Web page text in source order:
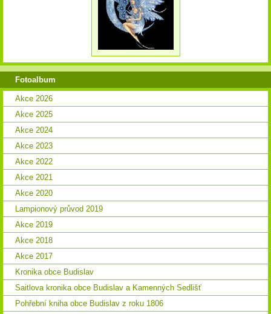
Fotoalbum
Akce 2026
Akce 2025
Akce 2024
Akce 2023
Akce 2022
Akce 2021
Akce 2020
Lampionový průvod 2019
Akce 2019
Akce 2018
Akce 2017
Kronika obce Budislav
Saitlova kronika obce Budislav a Kamenných Sedlišť
Pohřební kniha obce Budislav z roku 1806